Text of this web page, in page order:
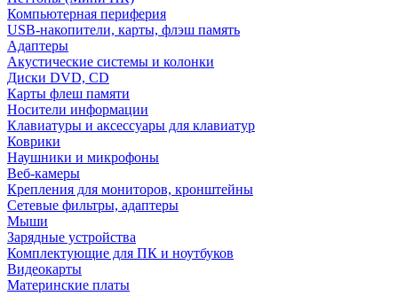
Компьютерная периферия
USB-накопители, карты, флэш память
Адаптеры
Акустические системы и колонки
Диски DVD, CD
Карты флеш памяти
Носители информации
Клавиатуры и аксессуары для клавиатур
Коврики
Наушники и микрофоны
Веб-камеры
Крепления для мониторов, кронштейны
Сетевые фильтры, адаптеры
Мыши
Зарядные устройства
Комплектующие для ПК и ноутбуков
Видеокарты
Материнские платы